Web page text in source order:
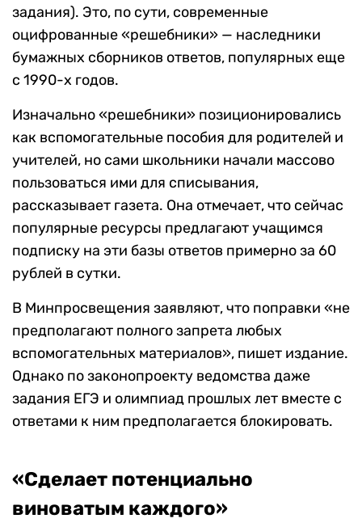
задания). Это, по сути, современные
оцифрованные «решебники» — наследники
бумажных сборников ответов, популярных еще
с 1990-х годов.
Изначально «решебники» позиционировались
как вспомогательные пособия для родителей и
учителей, но сами школьники начали массово
пользоваться ими для списывания,
рассказывает газета. Она отмечает, что сейчас
популярные ресурсы предлагают учащимся
подписку на эти базы ответов примерно за 60
рублей в сутки.
В Минпросвещения заявляют, что поправки «не
предполагают полного запрета любых
вспомогательных материалов», пишет издание.
Однако по законопроекту ведомства даже
задания ЕГЭ и олимпиад прошлых лет вместе с
ответами к ним предполагается блокировать.
«Сделает потенциально
виноватым каждого»